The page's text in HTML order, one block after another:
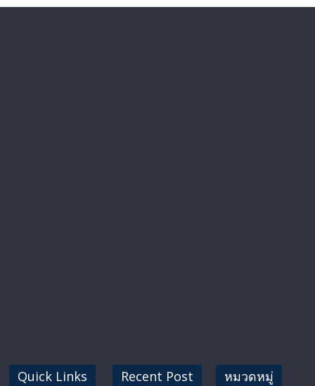
Quick Links Recent Post หมวดหมู่